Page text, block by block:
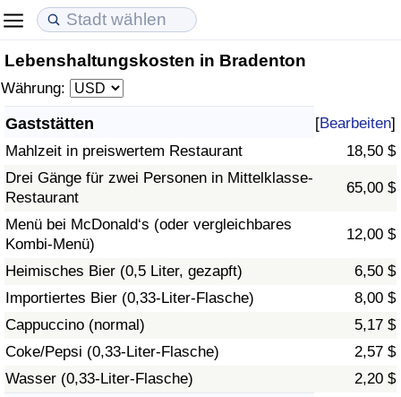
Lebenshaltungskosten in Bradenton
Währung:
Gaststätten [Bearbeiten]
Mahlzeit in preiswertem Restaurant
18,50 $
Drei Gänge für zwei Personen in Mittelklasse-
Restaurant
65,00 $
Menü bei McDonald‘s (oder vergleichbares
Kombi-Menü)
12,00 $
Heimisches Bier (0,5 Liter, gezapft)
6,50 $
Importiertes Bier (0,33-Liter-Flasche)
8,00 $
Cappuccino (normal)
5,17 $
Coke/Pepsi (0,33-Liter-Flasche)
2,57 $
Wasser (0,33-Liter-Flasche)
2,20 $
Lebenshaltungskosten
Lebenshaltungskosten-Index (aktuell)
Lebenshaltungskosten-Index
Lebenshaltungskosten-Index nach Land
in Akaba
Immobilienpreise
Immobilienpreis-Index (aktuell)
Immobilienpreis-Index
Immobilienpreis-Index nach Land
Lebensqualität
Lebensqualität-Index
Lebensqualität-Index (aktuell)
Lebensqualitätsindex nach Land
Kriminalität
Kriminalitäts-Index (aktuell)
Kriminalitäts-Index
Kriminalitätsindex nach Land